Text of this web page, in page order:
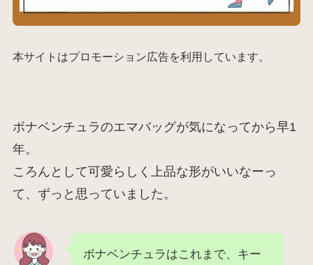
本サイトはプロモーション広告を利用しています。
ボナベンチュラのエマバッグが気になってから早1
年。
ころんとして可愛らしく上品な形がいいなーっ
て、ずっと思っていました。
ボナベンチュラはこれまで、キー